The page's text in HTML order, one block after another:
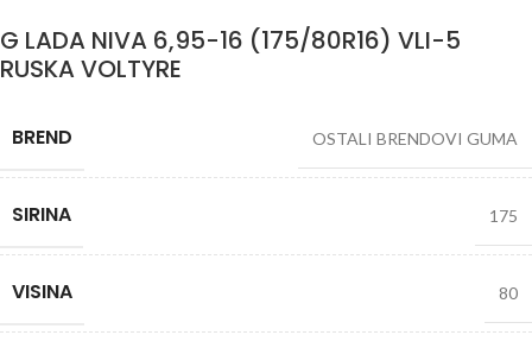
G LADA NIVA 6,95-16 (175/80R16) VLI-5
RUSKA VOLTYRE
BREND OSTALI BRENDOVI GUMA
SIRINA 175
VISINA 80